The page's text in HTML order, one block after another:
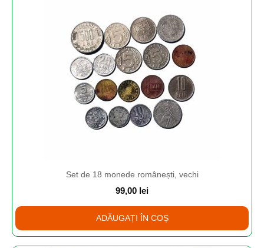
Set de 18 monede românești, vechi
99,00 lei
ADĂUGAȚI ÎN COȘ